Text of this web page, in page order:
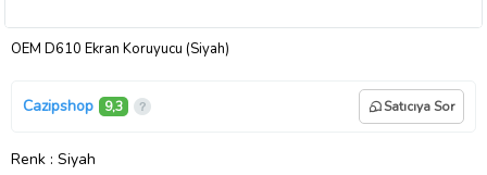
OEM D610 Ekran Koruyucu (Siyah)
Cazipshop 9,3 Satıcıya Sor
Renk : Siyah